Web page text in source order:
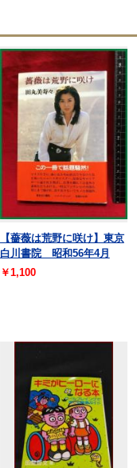
【薔薇は荒野に咲け】東京
白川書院 昭和56年4月
￥1,100